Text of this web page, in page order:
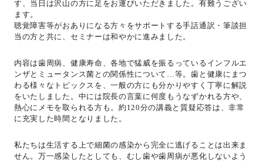
す、当日は沢山の方に足をお運びいただきました。有難うござい
ます。
聴覚障害等がおありになる方々をサポートする手話通訳・筆談担
当の方と共に、セミナーは和やかに進みました。
内容は歯周病、健康寿命、各地で猛威を振るっているインフルエ
ンザとミュータンス菌との関係性について…等。歯と健康にまつ
わる様々なトピックスを、一般の方にも分かりやすく丁寧に解説
をいたしました。中には院長の言葉に何度もうなずかれる方や、
熱心にメモを取られる方も。約120分の講義と質疑応答は、非常
に充実した時間となりました。
私たちは生活する上で細菌の感染から完全に逃げることは出来ま
せん。万一感染したとしても、むし歯や歯周病が悪化しないよう